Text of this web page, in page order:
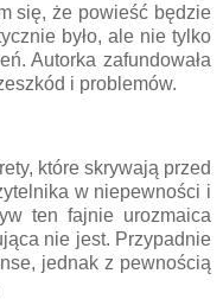
się, że powieść będzie
było, ale nie tylko
Autorka zafundowała
i problemów.
które skrywają przed
w niepewności i
ten fajnie urozmaica
nie jest. Przypadnie
jednak z pewnością